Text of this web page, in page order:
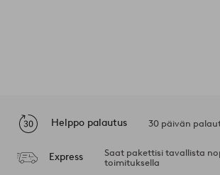
Helppo palautus 30 päivän
Express
Saat pakettisi tavallista
toimituksella